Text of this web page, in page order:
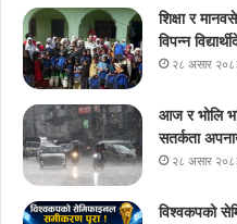
शिक्षा र
विपन्न
२८ असार
आज र भोलि
सतर्कता
२८ असार
विश्वकपको